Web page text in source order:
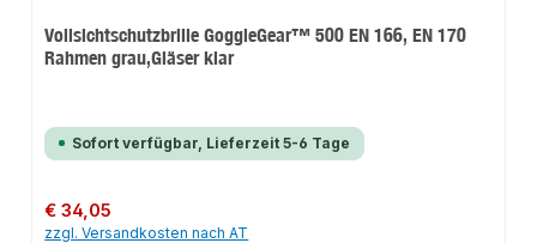
Vollsichtschutzbrille GoggleGear™ 500 EN 166, EN 170
Rahmen grau,Gläser klar
Sofort verfügbar, Lieferzeit 5-6 Tage
Regulärer Preis:
€ 34,05
zzgl. Versandkosten nach AT